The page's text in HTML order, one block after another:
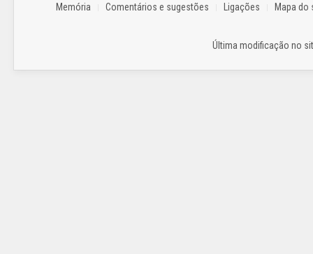
Memória Comentários e sugestões Ligações Mapa do
Última modificação no